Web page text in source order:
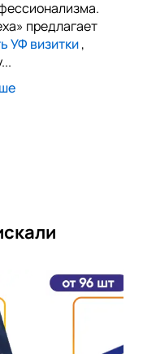
предлагает
УФ визитки,